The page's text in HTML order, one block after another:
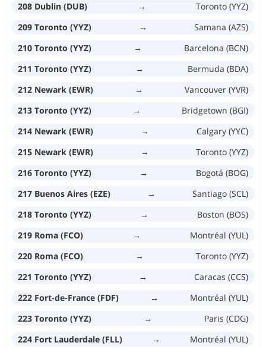
208 Dublin (DUB)
→
Toronto (YYZ)
209 Toronto (YYZ)
→
Samana (AZS)
210 Toronto (YYZ)
→
Barcelona (BCN)
211 Toronto (YYZ)
→
Bermuda (BDA)
212 Newark (EWR)
→
Vancouver (YVR)
213 Toronto (YYZ)
→
Bridgetown (BGI)
214 Newark (EWR)
→
Calgary (YYC)
215 Newark (EWR)
→
Toronto (YYZ)
216 Toronto (YYZ)
→
Bogotá (BOG)
217 Buenos Aires (EZE)
→
Santiago (SCL)
218 Toronto (YYZ)
→
Boston (BOS)
219 Roma (FCO)
→
Montréal (YUL)
220 Roma (FCO)
→
Toronto (YYZ)
221 Toronto (YYZ)
→
Caracas (CCS)
222 Fort-de-France (FDF)
→
Montréal (YUL)
223 Toronto (YYZ)
→
Paris (CDG)
224 Fort Lauderdale (FLL)
→ Montréal (YUL)